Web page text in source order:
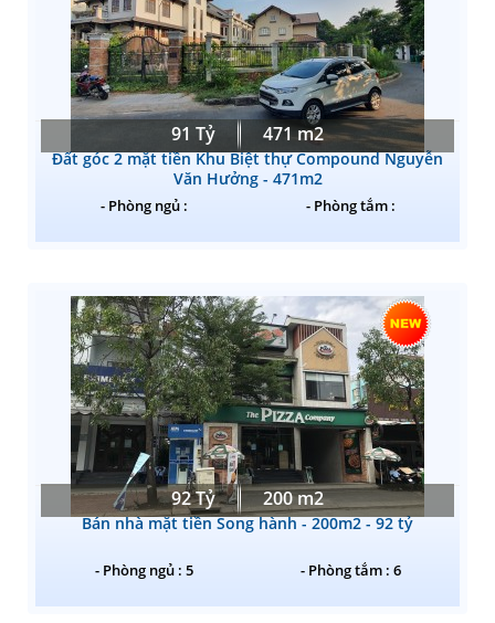
91 Tỷ 471 m2
Đất góc 2 mặt tiền Khu Biệt thự Compound Nguyễn
Văn Hưởng - 471m2
- Phòng ngủ : - Phòng tắm :
92 Tỷ 200 m2
Bán nhà mặt tiền Song hành - 200m2 - 92 tỷ
- Phòng ngủ : 5 - Phòng tắm : 6